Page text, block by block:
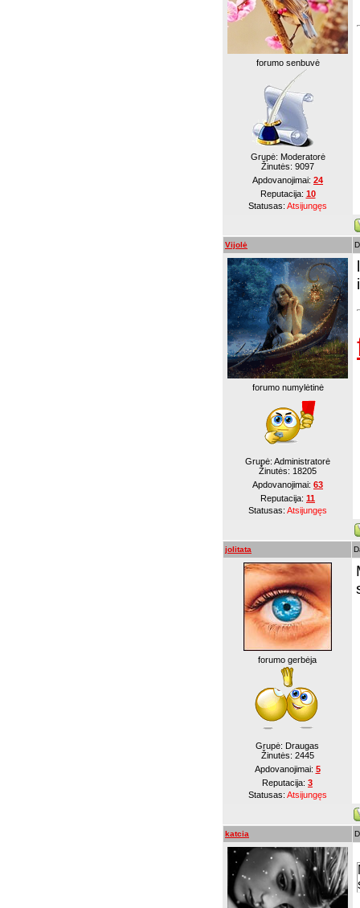
forumo senbuvė
Grupė: Moderatorė
Žinutės: 9097
Apdovanojimai: 24
Reputacija: 10
Statusas: Atsijungęs
Vijolė
forumo numylėtinė
Grupė: Administratorė
Žinutės: 18205
Apdovanojimai: 63
Reputacija: 11
Statusas: Atsijungęs
jolitata
forumo gerbėja
Grupė: Draugas
Žinutės: 2445
Apdovanojimai: 5
Reputacija: 3
Statusas: Atsijungęs
katcia